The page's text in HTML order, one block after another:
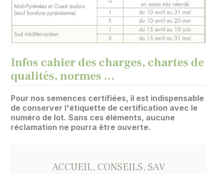
Infos cahier des charges, chartes de
qualités, normes …
Pour nos semences certifiées, il est indispensable
de conserver l'étiquette de certification avec le
numéro de lot. Sans ces éléments, aucune
réclamation ne pourra être ouverte.
ACCUEIL, CONSEILS, SAV